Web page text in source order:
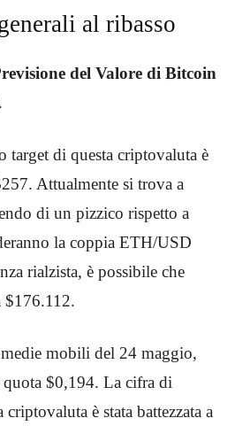
al ribasso
del Valore di Bitcoin
.
target di questa criptovaluta è
Attualmente si trova a
di un pizzico rispetto a
la coppia ETH/USD
rialzista, è possibile che
$176.112.
medie mobili del 24 maggio,
quota $0,194. La cifra di
è stata battezzata a